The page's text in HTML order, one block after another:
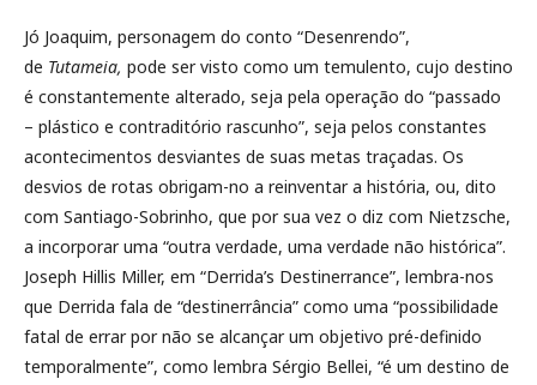
Jó Joaquim, personagem do conto “Desenrendo”,
de Tutameia, pode ser visto como um temulento, cujo destino
é constantemente alterado, seja pela operação do “passado
– plástico e contraditório rascunho”, seja pelos constantes
acontecimentos desviantes de suas metas traçadas. Os
desvios de rotas obrigam-no a reinventar a história, ou, dito
com Santiago-Sobrinho, que por sua vez o diz com Nietzsche,
a incorporar uma “outra verdade, uma verdade não histórica”.
Joseph Hillis Miller, em “Derrida’s Destinerrance”, lembra-nos
que Derrida fala de “destinerrância” como uma “possibilidade
fatal de errar por não se alcançar um objetivo pré-definido
temporalmente”, como lembra Sérgio Bellei, “é um destino de